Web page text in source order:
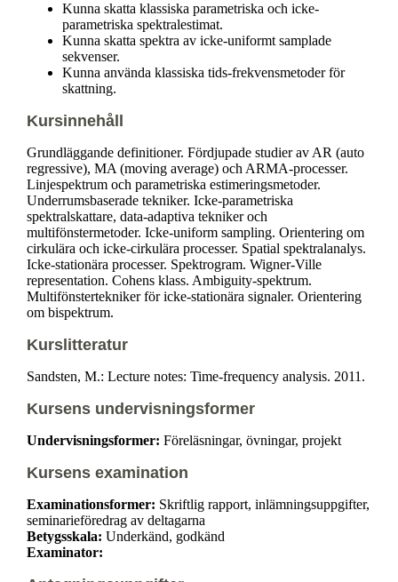
Kunna skatta klassiska parametriska och icke-
parametriska spektralestimat.
Kunna skatta spektra av icke-uniformt samplade
sekvenser.
Kunna använda klassiska tids-frekvensmetoder för
skattning.
Kursinnehåll
Grundläggande definitioner. Fördjupade studier av AR (auto
regressive), MA (moving average) och ARMA-processer.
Linjespektrum och parametriska estimeringsmetoder.
Underrumsbaserade tekniker. Icke-parametriska
spektralskattare, data-adaptiva tekniker och
multifönstermetoder. Icke-uniform sampling. Orientering om
cirkulära och icke-cirkulära processer. Spatial spektralanalys.
Icke-stationära processer. Spektrogram. Wigner-Ville
representation. Cohens klass. Ambiguity-spektrum.
Multifönstertekniker för icke-stationära signaler. Orientering
om bispektrum.
Kurslitteratur
Sandsten, M.: Lecture notes: Time-frequency analysis. 2011.
Kursens undervisningsformer
Undervisningsformer: Föreläsningar, övningar, projekt
Kursens examination
Examinationsformer: Skriftlig rapport, inlämningsuppgifter,
seminarieföredrag av deltagarna
Betygsskala: Underkänd, godkänd
Examinator: